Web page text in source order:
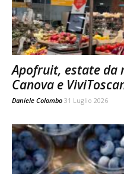
Apofruit, estate da
Canova e
Daniele Colombo 31 Luglio 2026